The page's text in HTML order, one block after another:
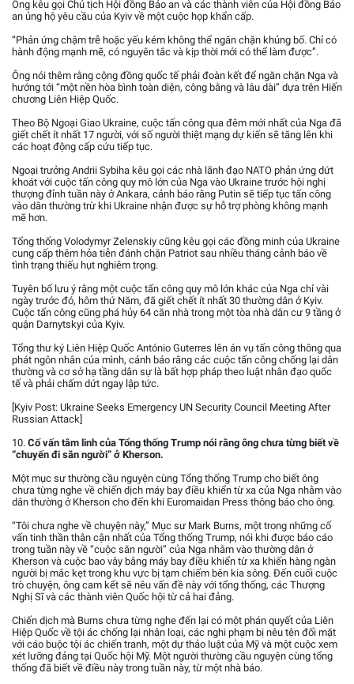
Ông kêu gọi Chủ tịch Hội đồng Bảo an và các thành viên của Hội đồng Bảo
an ủng hộ yêu cầu của Kyiv về một cuộc họp khẩn cấp.
“Phản ứng chậm trễ hoặc yếu kém không thể ngăn chặn khủng bố. Chỉ có
hành động mạnh mẽ, có nguyên tắc và kịp thời mới có thể làm được”.
Ông nói thêm rằng cộng đồng quốc tế phải đoàn kết để ngăn chặn Nga và
hướng tới “một nền hòa bình toàn diện, công bằng và lâu dài” dựa trên Hiến
chương Liên Hiệp Quốc.
Theo Bộ Ngoại Giao Ukraine, cuộc tấn công qua đêm mới nhất của Nga đã
giết chết ít nhất 17 người, với số người thiệt mạng dự kiến sẽ tăng lên khi
các hoạt động cấp cứu tiếp tục.
Ngoại trưởng Andrii Sybiha kêu gọi các nhà lãnh đạo NATO phản ứng dứt
khoát với cuộc tấn công quy mô lớn của Nga vào Ukraine trước hội nghị
thượng đỉnh tuần này ở Ankara, cảnh báo rằng Putin sẽ tiếp tục tấn công
vào dân thường trừ khi Ukraine nhận được sự hỗ trợ phòng không mạnh
mẽ hơn.
Tổng thống Volodymyr Zelenskiy cũng kêu gọi các đồng minh của Ukraine
cung cấp thêm hỏa tiễn đánh chặn Patriot sau nhiều tháng cảnh báo về
tình trạng thiếu hụt nghiêm trọng.
Tuyên bố lưu ý rằng một cuộc tấn công quy mô lớn khác của Nga chỉ vài
ngày trước đó, hôm thứ Năm, đã giết chết ít nhất 30 thường dân ở Kyiv.
Cuộc tấn công cũng phá hủy 64 căn nhà trong một tòa nhà dân cư 9 tầng ở
quận Darnytskyi của Kyiv.
Tổng thư ký Liên Hiệp Quốc António Guterres lên án vụ tấn công thông qua
phát ngôn nhân của mình, cảnh báo rằng các cuộc tấn công chống lại dân
thường và cơ sở hạ tầng dân sự là bất hợp pháp theo luật nhân đạo quốc
tế và phải chấm dứt ngay lập tức.
[Kyiv Post: Ukraine Seeks Emergency UN Security Council Meeting After
Russian Attack]
10. Cố vấn tâm linh của Tổng thống Trump nói rằng ông chưa từng biết về
“chuyến đi săn người” ở Kherson.
Một mục sư thường cầu nguyện cùng Tổng thống Trump cho biết ông
chưa từng nghe về chiến dịch máy bay điều khiển từ xa của Nga nhằm vào
dân thường ở Kherson cho đến khi Euromaidan Press thông báo cho ông.
“Tôi chưa nghe về chuyện này,” Mục sư Mark Burns, một trong những cố
vấn tinh thần thân cận nhất của Tổng thống Trump, nói khi được báo cáo
trong tuần này về “cuộc săn người” của Nga nhằm vào thường dân ở
Kherson và cuộc bao vây bằng máy bay điều khiển từ xa khiến hàng ngàn
người bị mắc kẹt trong khu vực bị tạm chiếm bên kia sông. Đến cuối cuộc
trò chuyện, ông cam kết sẽ nêu vấn đề này với tổng thống, các Thượng
Nghị Sĩ và các thành viên Quốc hội từ cả hai đảng.
Chiến dịch mà Burns chưa từng nghe đến lại có một phán quyết của Liên
Hiệp Quốc về tội ác chống lại nhân loại, các nghi phạm bị nêu tên đối mặt
với cáo buộc tội ác chiến tranh, một dự thảo luật của Mỹ và một cuộc xem
xét lưỡng đảng tại Quốc hội Mỹ. Một người thường cầu nguyện cùng tổng
thống đã biết về điều này trong tuần này, từ một nhà báo.